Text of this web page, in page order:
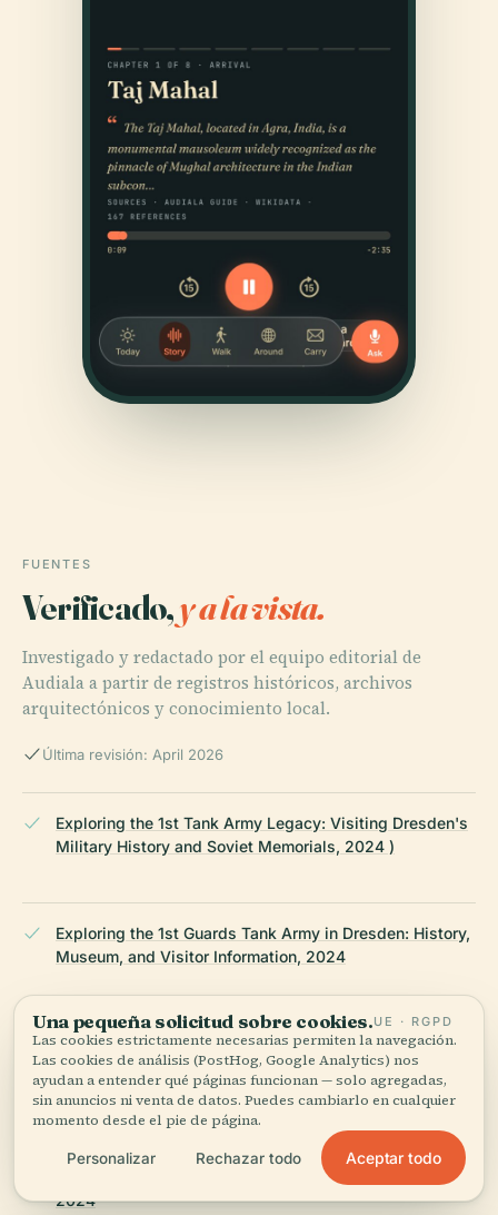
FUENTES
Verificado,y a la vista.
Investigado y redactado por el equipo editorial de
Audiala a partir de registros históricos, archivos
arquitectónicos y conocimiento local.
Última revisión: April 2026
Exploring the 1st Tank Army Legacy: Visiting Dresden's
Military History and Soviet Memorials, 2024 )
Exploring the 1st Guards Tank Army in Dresden: History,
Museum, and Visitor Information, 2024
1st Tank Army Dresden Visiting Hours, Tickets &
Historical Sites Guide, 2024
Visiting the Bundeswehr Military History Museum in
Dresden: Hours, Tickets, History, and Practical Tips,
2024
Una pequeña solicitud sobre cookies.UE · RGPD
Las cookies estrictamente necesarias permiten la navegación.
Las cookies de análisis (PostHog, Google Analytics) nos
ayudan a entender qué páginas funcionan — solo agregadas,
sin anuncios ni venta de datos. Puedes cambiarlo en cualquier
momento desde el pie de página.
Personalizar Rechazar todo Aceptar todo